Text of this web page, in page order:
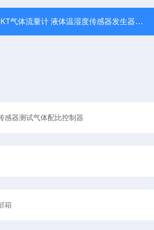
KT气体流量计 液体温湿度传感器发生器配比器